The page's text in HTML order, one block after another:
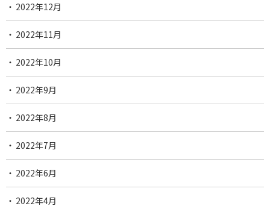
2022年12月
2022年11月
2022年10月
2022年9月
2022年8月
2022年7月
2022年6月
2022年4月